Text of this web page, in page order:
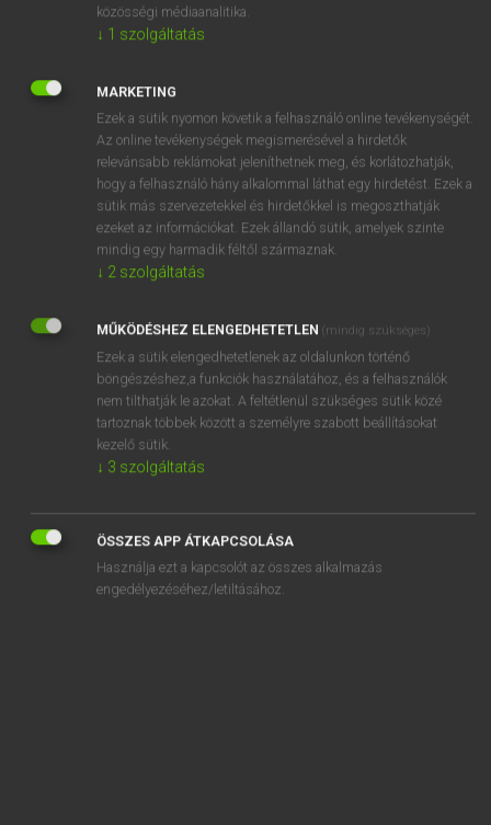
NINCS ELŐFIZETÉSED?
Nincs regisztrációm és előfizetésem. A szótár 2 órás,
díjmentes próbaverziójának elindításához regisztrálok és
belépek.
REGISZTRÁCIÓ
EURÓPAI UNIÓS TERMINOLÓGIAI SZÓTÁR
Kapcsolódó anyagok
kamatvárakozások
Kambodzsa
Kambodzsai Királyság
közösségi médiaanalitika.
↓ 1 szolgáltatás
MARKETING
Ezek a sütik nyomon követik a felhasználó online tevékenységét.
Az online tevékenységek megismerésével a hirdetők
relevánsabb reklámokat jeleníthetnek meg, és korlátozhatják,
hogy a felhasználó hány alkalommal láthat egy hirdetést. Ezek a
sütik más szervezetekkel és hirdetőkkel is megoszthatják
ezeket az információkat. Ezek állandó sütik, amelyek szinte
mindig egy harmadik féltől származnak.
↓ 2 szolgáltatás
MŰKÖDÉSHEZ ELENGEDHETETLEN (mindig szükséges)
Ezek a sütik elengedhetetlenek az oldalunkon történő
böngészéshez,a funkciók használatához, és a felhasználók
nem tilthatják le azokat. A feltétlenül szükséges sütik közé
tartoznak többek között a személyre szabott beállításokat
kezelő sütik.
↓ 3 szolgáltatás
ÖSSZES APP ÁTKAPCSOLÁSA
Használja ezt a kapcsolót az összes alkalmazás
engedélyezéséhez/letiltásához.